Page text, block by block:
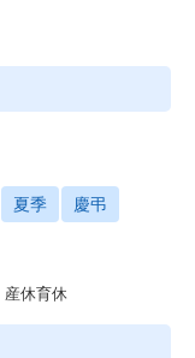
夏季 慶弔
産休育休